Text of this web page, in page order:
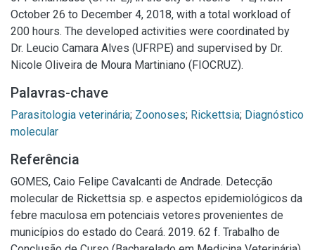
October 26 to December 4, 2018, with a total workload of
200 hours. The developed activities were coordinated by
Dr. Leucio Camara Alves (UFRPE) and supervised by Dr.
Nicole Oliveira de Moura Martiniano (FIOCRUZ).
Palavras-chave
Parasitologia veterinária; Zoonoses; Rickettsia; Diagnóstico
molecular
Referência
GOMES, Caio Felipe Cavalcanti de Andrade. Detecção
molecular de Rickettsia sp. e aspectos epidemiológicos da
febre maculosa em potenciais vetores provenientes de
municípios do estado do Ceará. 2019. 62 f. Trabalho de